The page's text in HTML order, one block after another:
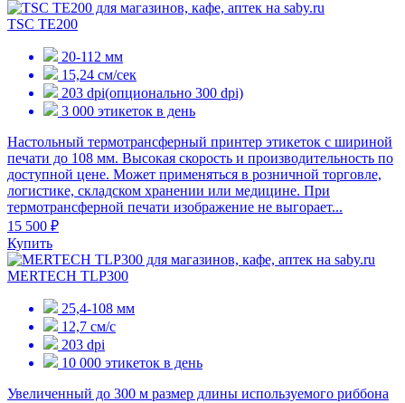
TSC TE200
20-112 мм
15,24 см/сек
203 dpi(опционально 300 dpi)
3 000 этикеток в день
Настольный термотрансферный принтер этикеток с шириной
печати до 108 мм. Высокая скорость и производительность по
доступной цене. Может применяться в розничной торговле,
логистике, складском хранении или медицине. При
термотрансферной печати изображение не выгорает...
15 500 ₽
Купить
MERTECH TLP300
25,4-108 мм
12,7 см/с
203 dpi
10 000 этикеток в день
Увеличенный до 300 м размер длины используемого риббона